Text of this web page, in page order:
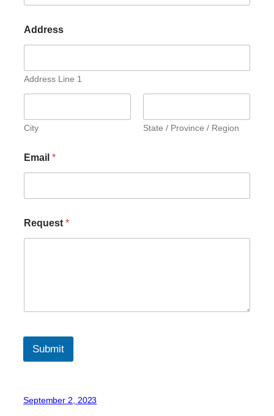
Address
Address Line 1
City State / Province / Region
Email *
Request *
Submit
September 2, 2023